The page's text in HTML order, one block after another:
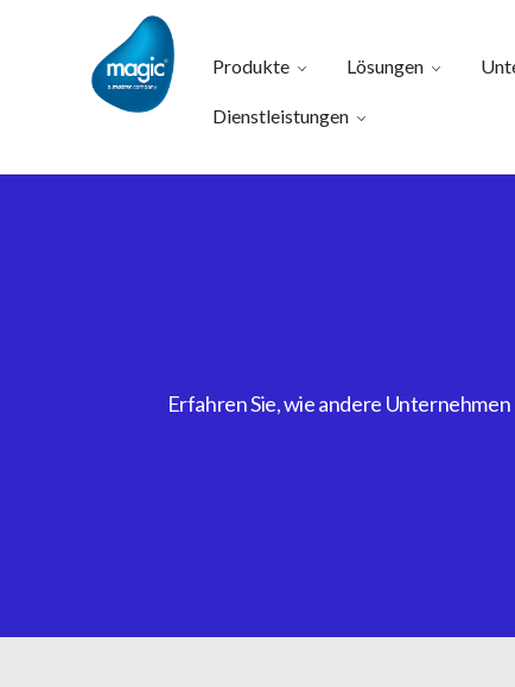
Produkte Lösungen
Dienstleistungen
Erfahren Sie, wie andere